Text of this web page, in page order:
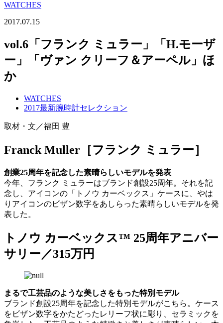
WATCHES
2017.07.15
vol.6「フランク ミュラー」「H.モーザ
ー」「ヴァン クリーフ＆アーペル」ほ
か
WATCHES
2017最新腕時計セレクション
取材・文／福田 豊
Franck Muller［フランク ミュラー］
創業25周年を記念した素晴らしいモデルを発表
今年、フランク ミュラーはブランド創設25周年。それを記
念し、アイコンの「トノウ カーベックス」ケースに、やは
りアイコンのビザン数字をあしらった素晴らしいモデルを発
表した。
トノウ カーベックス™ 25周年アニバー
サリー／315万円
まるで工芸品のような美しさをもった特別モデル
ブランド創設25周年を記念した特別モデルがこちら。ケース
をビザン数字をかたどったレリーフ状に彫り、セラミックを